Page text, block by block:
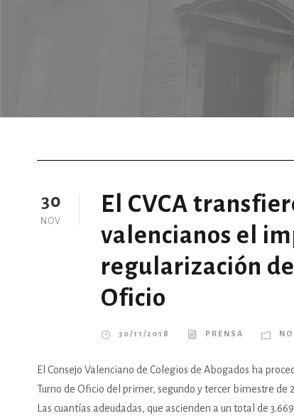
30
NOV
El CVCA
valencianos el
regularización
Oficio
30/11/2018 PRENSA
El Consejo Valenciano de Colegios de Abogados ha
Turno de Oficio del primer, segundo y tercer bimestre
Las cuantías adeudadas, que ascienden a un total de